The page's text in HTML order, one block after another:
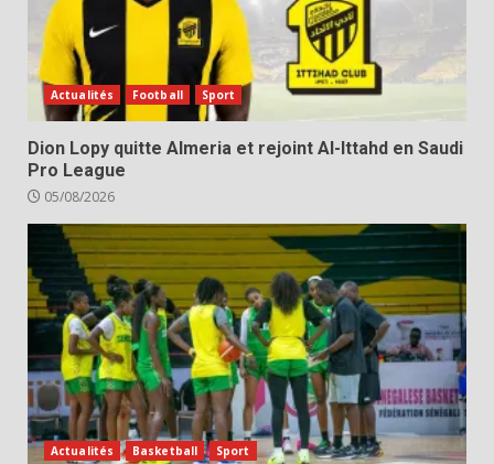
Actualités Football Sport
Dion Lopy quitte Almeria et rejoint Al-Ittahd en Saudi
Pro League
05/08/2026
Actualités Basketball Sport